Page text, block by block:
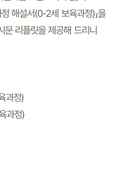
해설서(0-2세 보육과정)」을
리플릿을 제공해 드리니
과정)
과정)